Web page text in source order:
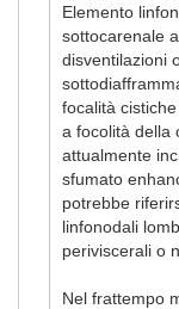
Elemento
sottocarenale
disventilazioni
focalità
a focolità della
attualmente
sfumato
potrebbe
linfonodali
periviscerali o
Nel frattempo